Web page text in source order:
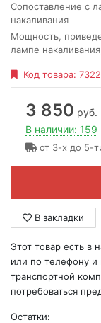
Сопоставление с
накаливания
Мощность,
лампе
Код товара:
3 850 руб.
В наличии: 159
от 3-х до 5-
В закладки
Этот товар есть в
или по телефону
транспортной
потребоваться
Остатки: